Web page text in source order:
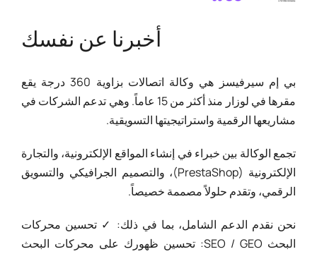
أخبرنا عن نفسك
بي إم سيرفيسز هي وكالة اتصالات بزاوية 360 درجة يقع
مقرها في لوزار منذ أكثر من 15 عاماً. وهي تدعم الشركات في
مشاريعها الرقمية واستراتيجيتها التسويقية.
تجمع الوكالة بين خبراء في إنشاء المواقع الإلكترونية، والتجارة
الإلكترونية (PrestaShop)، والتصميم الجرافيكي والتسويق
الرقمي، وتقدم حلولاً مصممة خصيصاً.
نحن نقدم الدعم الشامل، بما في ذلك: ✓ تحسين محركات
البحث SEO / GEO: تحسين ظهورك على محركات البحث